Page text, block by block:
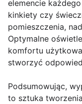
elemencie
kinkiety czy
pomieszczenia,
Optymalne
komfortu
stworzyć
Podsumowując,
to sztuka